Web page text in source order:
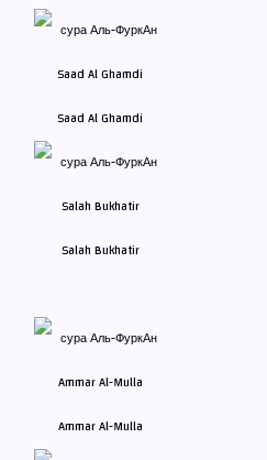
Saad Al Ghamdi
Salah Bukhatir
Ammar Al-Mulla